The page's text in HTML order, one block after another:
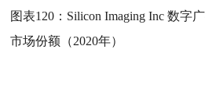
图表120： Silicon Imaging Inc 数字
市场份额（2020年）